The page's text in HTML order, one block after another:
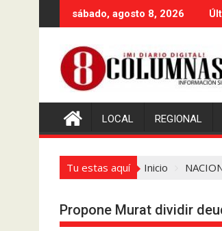
al
sábado, agosto 8, 2026
LOCAL REGIONAL
Tu estas aquí Inicio
Propone Murat dividir